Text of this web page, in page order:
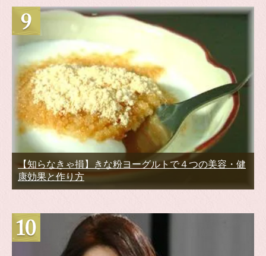
【知らなきゃ損】きな粉ヨーグルトで４つの美容・健
康効果と作り方